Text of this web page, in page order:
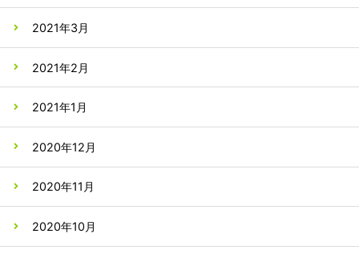
2021年3月
2021年2月
2021年1月
2020年12月
2020年11月
2020年10月